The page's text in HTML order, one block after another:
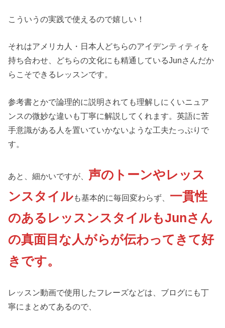
こういうの実践で使えるので嬉しい！
それはアメリカ人・日本人どちらのアイデンティティを
持ち合わせ、どちらの文化にも精通しているJunさんだか
らこそできるレッスンです。
参考書とかで論理的に説明されても理解しにくいニュア
ンスの微妙な違いも丁寧に解説してくれます。英語に苦
手意識がある人を置いていかないような工夫たっぷりで
す。
あと、細かいですが、 声のトーンやレッス
ンスタイルも基本的に毎回変わらず、 一貫性
のあるレッスンスタイルもJunさん
の真面目な人がらが伝わってきて好
きです。
レッスン動画で使用したフレーズなどは、ブログにも丁
寧にまとめてあるので、